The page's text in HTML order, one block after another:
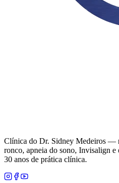
Clínica do Dr. Sidney Medeiros —
ronco, apneia do sono, Invisalign
30 anos de prática clínica.